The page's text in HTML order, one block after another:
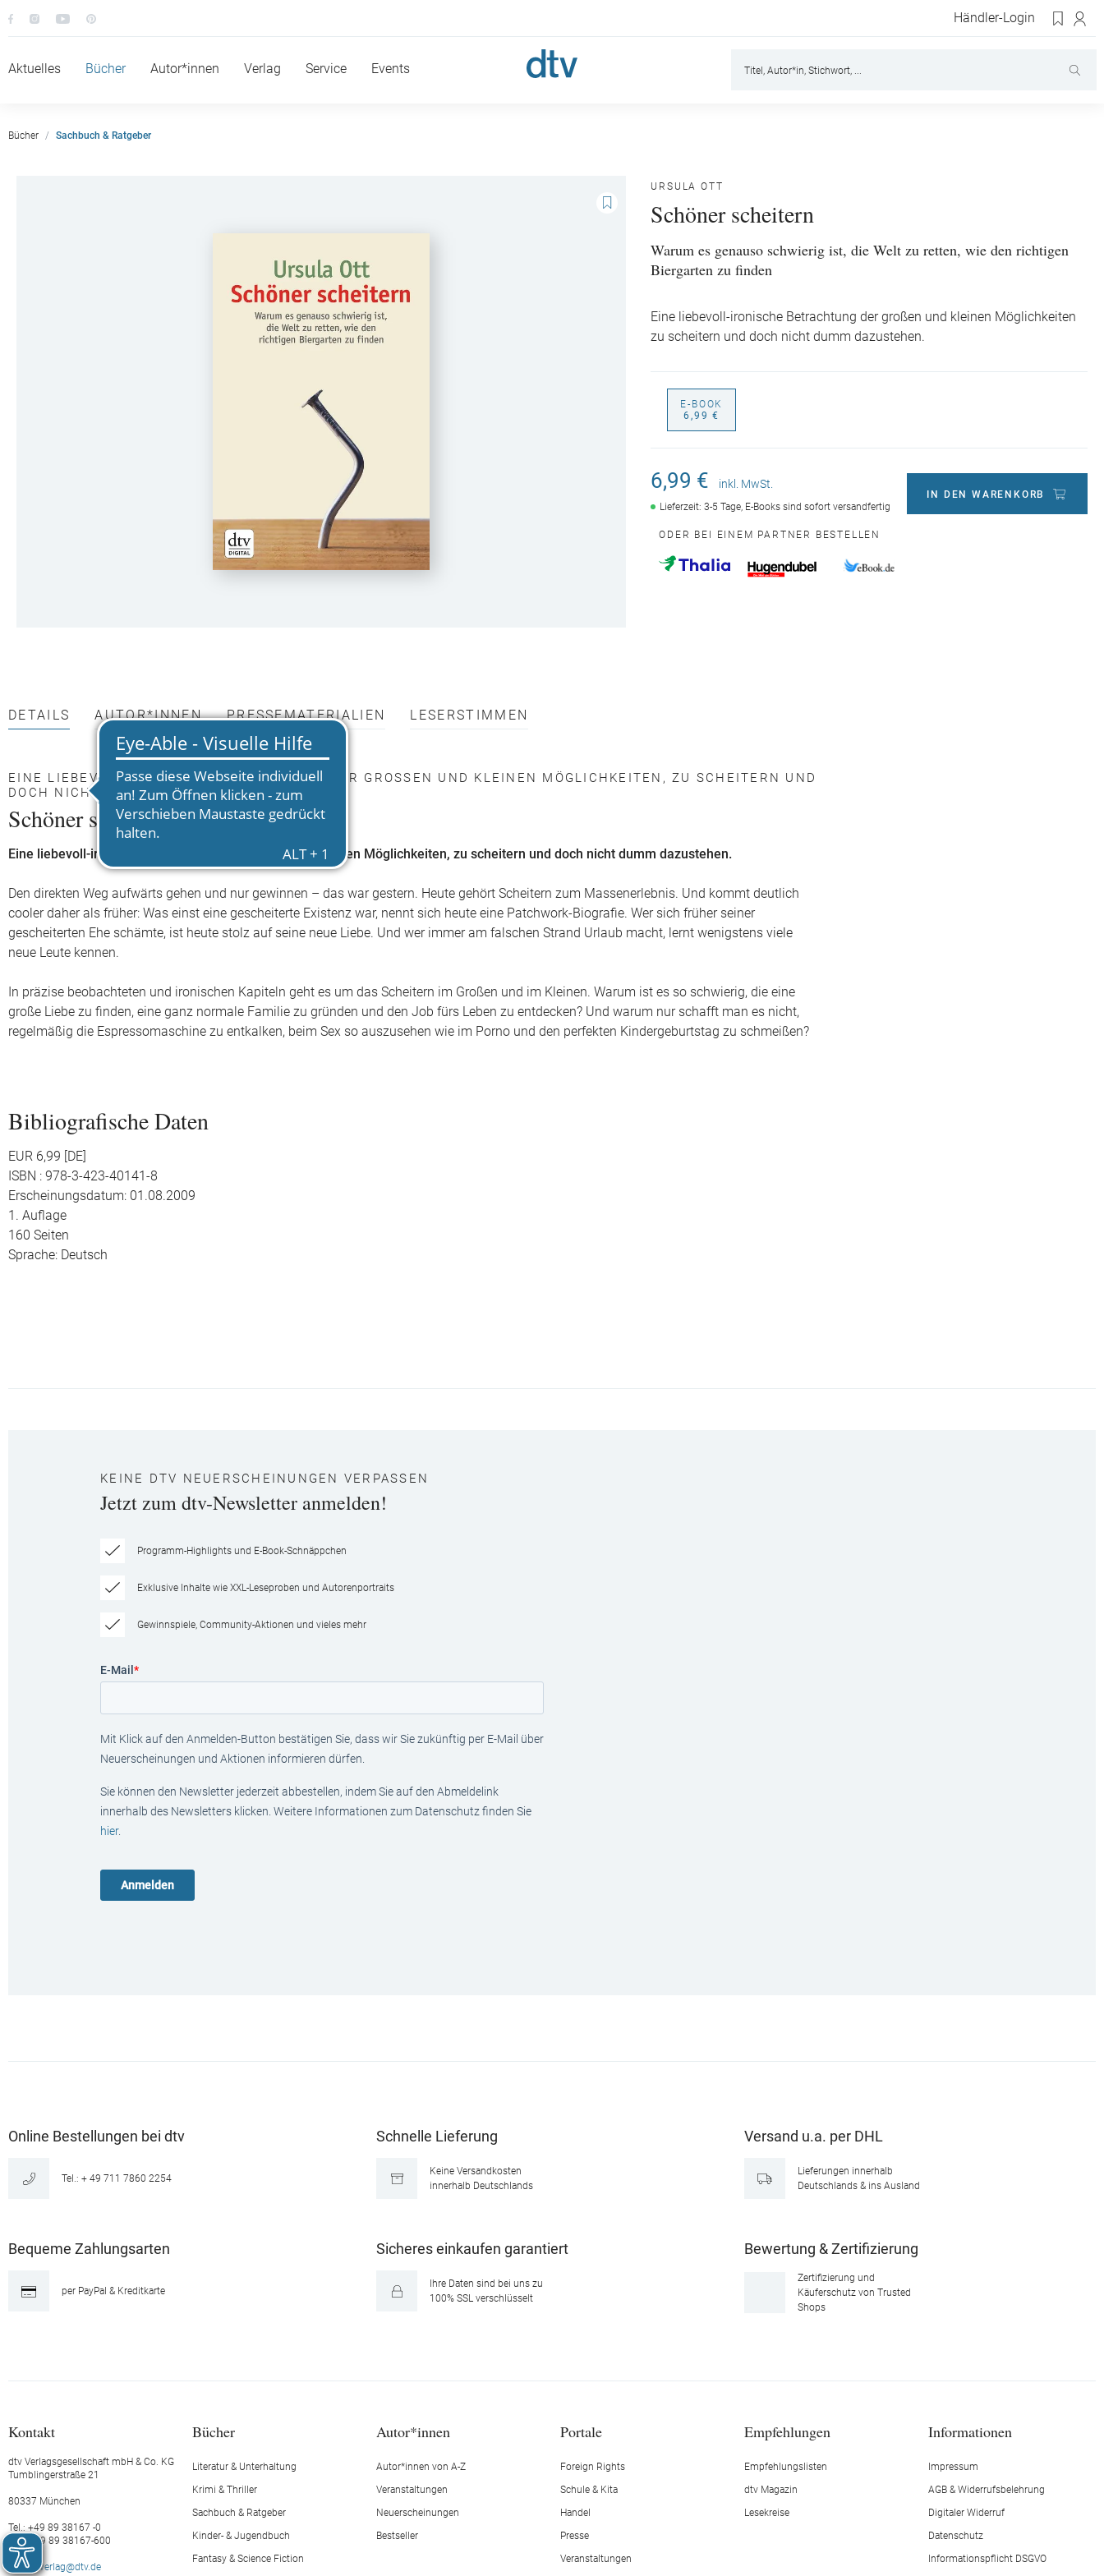
Händler-Login
Aktuelles Bücher Autor*innen Verlag Service Events
Bücher Sachbuch & Ratgeber
URSULA OTT
Schöner scheitern
Warum es genauso schwierig ist, die Welt zu retten, wie den richtigen
Biergarten zu finden
Eine liebevoll-ironische Betrachtung der großen und kleinen Möglichkeiten
zu scheitern und doch nicht dumm dazustehen.
E-BOOK
6,99 €
6,99 € inkl. MwSt.
Lieferzeit: 3-5 Tage, E-Books sind sofort versandfertig
IN DEN WARENKORB
ODER BEI EINEM PARTNER BESTELLEN
DETAILS AUTOR*INNEN PRESSEMATERIALIEN LESERSTIMMEN
EINE LIEBEVOLL-IRONISCHE BETRACHTUNG DER GROSSEN UND KLEINEN MÖGLICHKEITEN, ZU SCHEITERN UND D
OCH NICHT DUMM DAZUSTEHEN.
Schöner scheitern
Eine liebevoll-ironische Betrachtung der großen und kleinen Möglichkeiten, zu scheitern und doch nicht dumm dazustehen.
Den direkten Weg aufwärts gehen und nur gewinnen – das war gestern. Heute gehört Scheitern zum Massenerlebnis. Und kommt deutlich
cooler daher als früher: Was einst eine gescheiterte Existenz war, nennt sich heute eine Patchwork-Biografie. Wer sich früher seiner
gescheiterten Ehe schämte, ist heute stolz auf seine neue Liebe. Und wer immer am falschen Strand Urlaub macht, lernt wenigstens viele
neue Leute kennen.
In präzise beobachteten und ironischen Kapiteln geht es um das Scheitern im Großen und im Kleinen. Warum ist es so schwierig, die eine
große Liebe zu finden, eine ganz normale Familie zu gründen und den Job fürs Leben zu entdecken? Und warum nur schafft man es nicht,
regelmäßig die Espressomaschine zu entkalken, beim Sex so auszusehen wie im Porno und den perfekten Kindergeburtstag zu schmeißen?
Bibliografische Daten
EUR 6,99 [DE]
ISBN : 978-3-423-40141-8
Erscheinungsdatum: 01.08.2009
1. Auflage
160 Seiten
Sprache: Deutsch
KEINE DTV NEUERSCHEINUNGEN VERPASSEN
Jetzt zum dtv-Newsletter anmelden!
Programm-Highlights und E-Book-Schnäppchen
Exklusive Inhalte wie XXL-Leseproben und Autorenportraits
Gewinnspiele, Community-Aktionen und vieles mehr
E-Mail *
Mit Klick auf den Anmelden-Button bestätigen Sie, dass wir Sie zukünftig per E-Mail über
Neuerscheinungen und Aktionen informieren dürfen.
Sie können den Newsletter jederzeit abbestellen, indem Sie auf den Abmeldelink
innerhalb des Newsletters klicken. Weitere Informationen zum Datenschutz finden Sie
hier.
Online Bestellungen bei dtv
Tel.: + 49 711 7860 2254
Schnelle Lieferung
Keine Versandkosten
innerhalb Deutschlands
Versand u.a. per DHL
Lieferungen innerhalb
Deutschlands & ins Ausland
Bequeme Zahlungsarten
per PayPal & Kreditkarte
Sicheres einkaufen garantiert
Ihre Daten sind bei uns zu
100% SSL verschlüsselt
Bewertung & Zertifizierung
Zertifizierung und
Käuferschutz von Trusted
Shops
Kontakt
dtv Verlagsgesellschaft mbH & Co. KG
Tumblingerstraße 21
80337 München
Tel.: +49 89 38167 -0
Fax: +49 89 38167-600
E-Mail:verlag@dtv.de
Bücher
Literatur & Unterhaltung
Krimi & Thriller
Sachbuch & Ratgeber
Kinder- & Jugendbuch
Fantasy & Science Fiction
Autor*innen
Autor*innen von A-Z
Veranstaltungen
Neuerscheinungen
Bestseller
Portale
Foreign Rights
Schule & Kita
Handel
Presse
Veranstaltungen
Empfehlungen
Empfehlungslisten
dtv Magazin
Lesekreise
Informationen
Impressum
AGB & Widerrufsbelehrung
Digitaler Widerruf
Datenschutz
Informationspflicht DSGVO